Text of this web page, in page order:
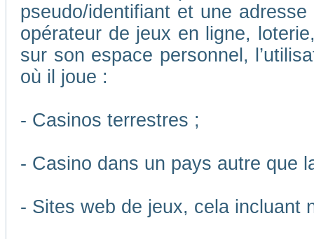
pseudo/identifiant et une
opérateur de jeux en ligne,
sur son espace personnel,
où il joue :
- Casinos terrestres ;
- Casino dans un pays autre que
- Sites web de jeux, cela incluant